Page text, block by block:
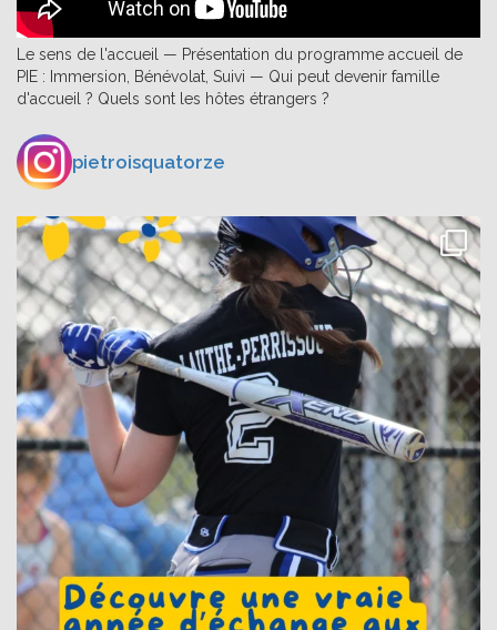
Le sens de l'accueil — Présentation du programme accueil de
PIE : Immersion, Bénévolat, Suivi — Qui peut devenir famille
d'accueil ? Quels sont les hôtes étrangers ?
pietroisquatorze